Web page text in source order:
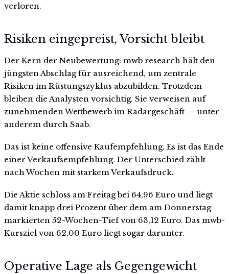
verloren.
Risiken eingepreist, Vorsicht bleibt
Der Kern der Neubewertung: mwb research hält den
jüngsten Abschlag für ausreichend, um zentrale
Risiken im Rüstungszyklus abzubilden. Trotzdem
bleiben die Analysten vorsichtig. Sie verweisen auf
zunehmenden Wettbewerb im Radargeschäft — unter
anderem durch Saab.
Das ist keine offensive Kaufempfehlung. Es ist das Ende
einer Verkaufsempfehlung. Der Unterschied zählt
nach Wochen mit starkem Verkaufsdruck.
Die Aktie schloss am Freitag bei 64,96 Euro und liegt
damit knapp drei Prozent über dem am Donnerstag
markierten 52-Wochen-Tief von 63,12 Euro. Das mwb-
Kursziel von 62,00 Euro liegt sogar darunter.
Operative Lage als Gegengewicht